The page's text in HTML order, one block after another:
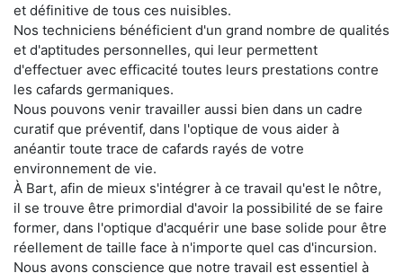
et définitive de tous ces nuisibles.
Nos techniciens bénéficient d'un grand nombre de qualités
et d'aptitudes personnelles, qui leur permettent
d'effectuer avec efficacité toutes leurs prestations contre
les cafards germaniques.
Nous pouvons venir travailler aussi bien dans un cadre
curatif que préventif, dans l'optique de vous aider à
anéantir toute trace de cafards rayés de votre
environnement de vie.
À Bart, afin de mieux s'intégrer à ce travail qu'est le nôtre,
il se trouve être primordial d'avoir la possibilité de se faire
former, dans l'optique d'acquérir une base solide pour être
réellement de taille face à n'importe quel cas d'incursion.
Nous avons conscience que notre travail est essentiel à